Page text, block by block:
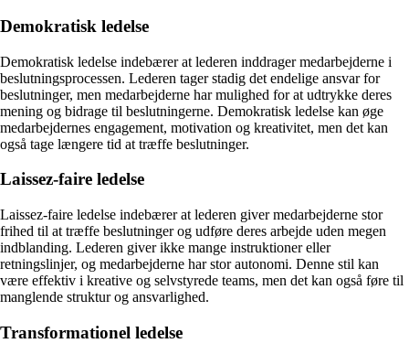
Demokratisk ledelse
Demokratisk ledelse indebærer at lederen inddrager medarbejderne i
beslutningsprocessen. Lederen tager stadig det endelige ansvar for
beslutninger, men medarbejderne har mulighed for at udtrykke deres
mening og bidrage til beslutningerne. Demokratisk ledelse kan øge
medarbejdernes engagement, motivation og kreativitet, men det kan
også tage længere tid at træffe beslutninger.
Laissez-faire ledelse
Laissez-faire ledelse indebærer at lederen giver medarbejderne stor
frihed til at træffe beslutninger og udføre deres arbejde uden megen
indblanding. Lederen giver ikke mange instruktioner eller
retningslinjer, og medarbejderne har stor autonomi. Denne stil kan
være effektiv i kreative og selvstyrede teams, men det kan også føre til
manglende struktur og ansvarlighed.
Transformationel ledelse